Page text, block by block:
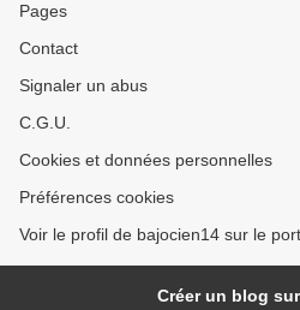
Pages
Contact
Signaler un abus
C.G.U.
Cookies et données personnelles
Préférences cookies
Voir le profil de bajocien14 sur le
Créer un blog